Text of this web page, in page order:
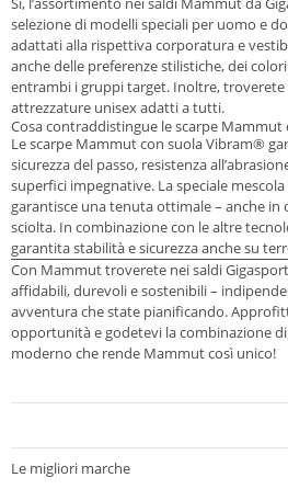
selezione di modelli speciali per uomo e
adattati alla rispettiva corporatura e
anche delle preferenze stilistiche, dei
entrambi i gruppi target. Inoltre, troverete
attrezzature unisex adatti a tutti.
Cosa contraddistingue le scarpe
Le scarpe Mammut con suola Vibram®
sicurezza del passo, resistenza
superfici impegnative. La speciale
garantisce una tenuta ottimale – anche in
sciolta. In combinazione con le altre
garantita stabilità e sicurezza anche su
Con Mammut troverete nei saldi
affidabili, durevoli e sostenibili –
avventura che state pianificando.
opportunità e godetevi la combinazione
moderno che rende Mammut così unico!
Le migliori marche